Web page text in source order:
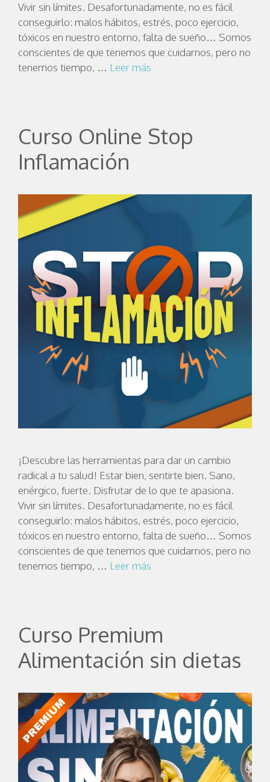
Vivir sin límites. Desafortunadamente, no es fácil
conseguirlo: malos hábitos, estrés, poco ejercicio,
tóxicos en nuestro entorno, falta de sueño… Somos
conscientes de que tenemos que cuidarnos, pero no
tenemos tiempo, … Leer más
Curso Online Stop
Inflamación
¡Descubre las herramientas para dar un cambio
radical a tu salud! Estar bien, sentirte bien. Sano,
enérgico, fuerte. Disfrutar de lo que te apasiona.
Vivir sin límites. Desafortunadamente, no es fácil
conseguirlo: malos hábitos, estrés, poco ejercicio,
tóxicos en nuestro entorno, falta de sueño… Somos
conscientes de que tenemos que cuidarnos, pero no
tenemos tiempo, … Leer más
Curso Premium
Alimentación sin dietas